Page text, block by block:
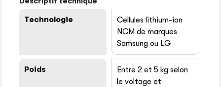
Technologie
Cellules lithium-ion
NCM de marques
Samsung ou LG
Poids
Entre 2 et 5 kg selon
le voltage et